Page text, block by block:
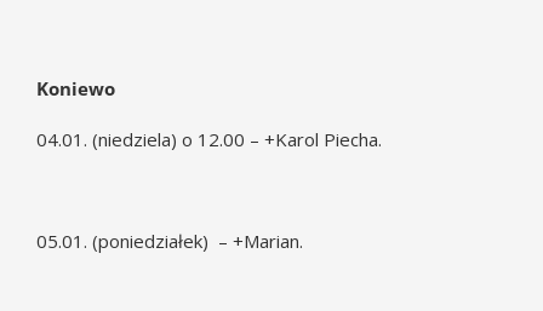
Koniewo
04.01. (niedziela) o 12.00 – +Karol Piecha.
05.01. (poniedziałek) – +Marian.